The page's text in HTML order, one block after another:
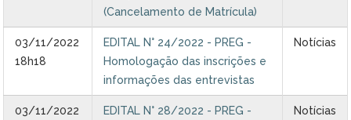
(Cancelamento de Matrícula)
03/11/2022
18h18
EDITAL N° 24/2022 - PREG -
Homologação das inscrições e
informações das entrevistas
Notícias
03/11/2022
EDITAL N° 28/2022 - PREG -
Notícias